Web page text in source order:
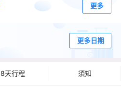
更多
更多日期
8天行程 須知